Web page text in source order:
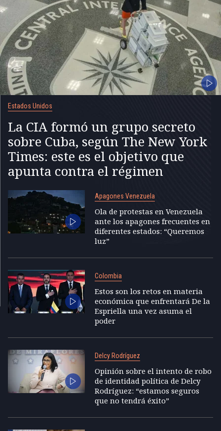
Estados Unidos
La CIA formó un grupo secreto
sobre Cuba, según The New York
Times: este es el objetivo que
apunta contra el régimen
Apagones Venezuela
Ola de protestas en Venezuela
ante los apagones frecuentes en
diferentes estados: “Queremos
luz”
Colombia
Estos son los retos en materia
económica que enfrentará De la
Espriella una vez asuma el
poder
Delcy Rodríguez
Opinión sobre el intento de robo
de identidad política de Delcy
Rodríguez: “estamos seguros
que no tendrá éxito”